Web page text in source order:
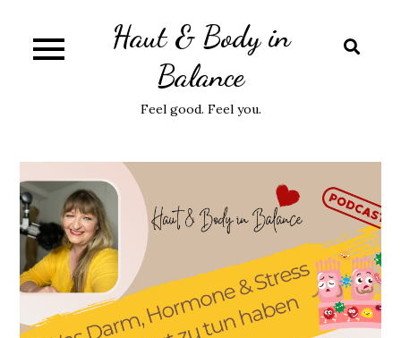
content
Haut & Body in
Balance
Feel good. Feel you.